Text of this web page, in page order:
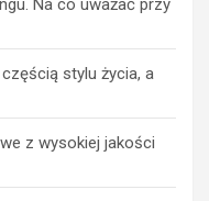
Na co uważać przy
stylu życia, a
z wysokiej jakości